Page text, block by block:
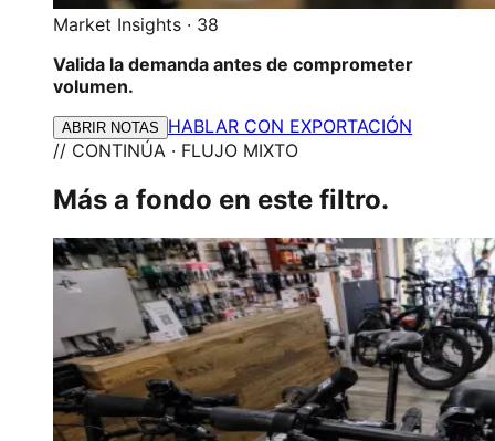
Market Insights · 38
Valida la demanda antes de comprometer
volumen.
ABRIR NOTAS
HABLAR CON EXPORTACIÓN
// CONTINÚA · FLUJO MIXTO
Más a fondo en este filtro.